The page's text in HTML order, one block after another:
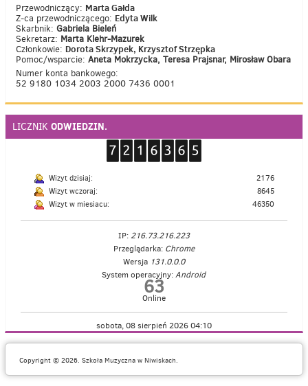
Przewodniczący: Marta Gałda
Z-ca przewodniczącego: Edyta Wilk
Skarbnik: Gabriela Bieleń
Sekretarz: Marta Klehr-Mazurek
Członkowie: Dorota Skrzypek, Krzysztof Strzępka
Pomoc/wsparcie: Aneta Mokrzycka, Teresa Prajsnar, Mirosław Obara
Numer konta bankowego:
52 9180 1034 2003 2000 7436 0001
LICZNIK ODWIEDZIN.
Wizyt dzisiaj:
2176
Wizyt wczoraj:
8645
Wizyt w miesiacu:
46350
IP: 216.73.216.223
Przeglądarka: Chrome
Wersja 131.0.0.0
System operacyjny:Android
63
Online
sobota, 08 sierpień 2026 04:10
Copyright © 2026. Szkoła Muzyczna w Niwiskach.